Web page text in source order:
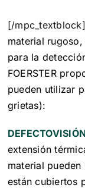
[/
material
para la
FOERSTER
pueden utilizar
grietas):
extensión
material
están cubiertos